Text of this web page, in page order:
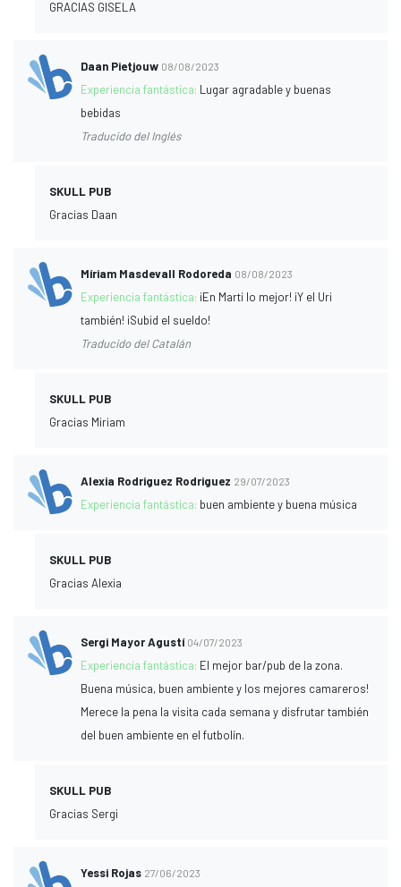
GRACIAS GISELA
Daan Pietjouw 08/08/2023
Experiencia fantástica: Lugar agradable y buenas
bebidas
Traducido del Inglés
SKULL PUB
Gracias Daan
Míriam Masdevall Rodoreda 08/08/2023
Experiencia fantástica: ¡En Marti lo mejor! ¡Y el Uri
también! ¡Subid el sueldo!
Traducido del Catalán
SKULL PUB
Gracias Miriam
Alexia Rodriguez Rodriguez 29/07/2023
Experiencia fantástica: buen ambiente y buena música
SKULL PUB
Gracias Alexia
Sergi Mayor Agustí 04/07/2023
Experiencia fantástica: El mejor bar/pub de la zona.
Buena música, buen ambiente y los mejores camareros!
Merece la pena la visita cada semana y disfrutar también
del buen ambiente en el futbolín.
SKULL PUB
Gracias Sergi
Yessi Rojas 27/06/2023